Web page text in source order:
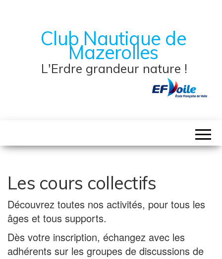
Club Nautique de
Mazerolles
L'Erdre grandeur nature !
Les cours collectifs
Découvrez toutes nos activités, pour tous les
âges et tous supports.
Dès votre inscription, échangez avec les
adhérents sur les groupes de discussions de